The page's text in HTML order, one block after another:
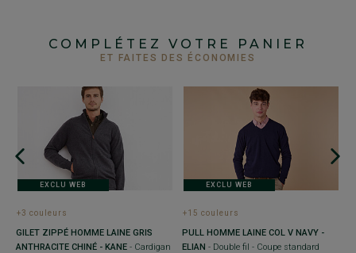
COMPLÉTEZ VOTRE PANIER
ET FAITES DES ÉCONOMIES
EXCLU WEB
+3 couleurs
GILET ZIPPÉ HOMME LAINE GRIS
ANTHRACITE CHINÉ - KANE - Cardigan
EXCLU WEB
+15 couleurs
PULL HOMME LAINE COL V NAVY -
ELIAN - Double fil - Coupe standard